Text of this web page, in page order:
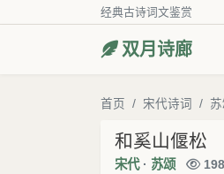
经典古诗词文鉴赏
双月诗廊
首页 宋代诗词
和奚山偃松
宋代· 苏颂